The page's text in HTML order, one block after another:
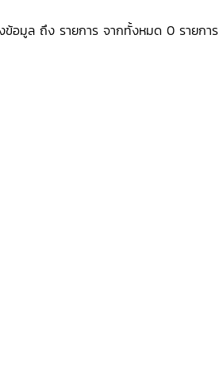
ข้อมูล ถึง รายการ จากทั้งหมด 0 รายการ